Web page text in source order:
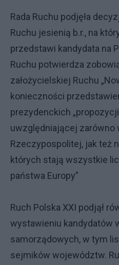
Rada Ruchu podjęła
Ruchu jesienią b.r., na
przedstawi kandydata na
Ruchu potwierdza
założycielskiej Ruchu
konieczności
prezydenckich
uwzględniającej zarówno
Rzeczypospolitej, jak też
których stają wszystkie
państwa Europy”
Ruch Polska XXI podjął
wystawieniu kandydatów
samorządowych, w tym
sejmików województw.